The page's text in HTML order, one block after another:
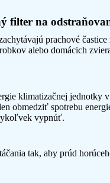
na
prachové
alebo domácich
klimatizačnej jednotky
obmedziť spotrebu
vypnúť.
tak, aby prúd